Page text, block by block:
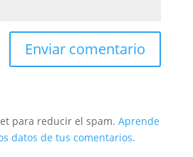
para reducir el spam. Aprende
datos de tus comentarios.